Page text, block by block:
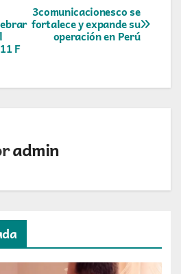
3comunicacionesco se
fortalece y expande su
operación en Perú
F
admin